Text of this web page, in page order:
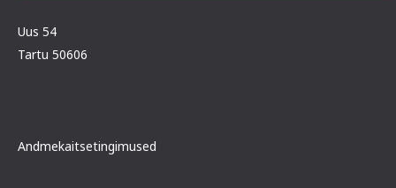
Uus 54
Tartu 50606
Andmekaitsetingimused